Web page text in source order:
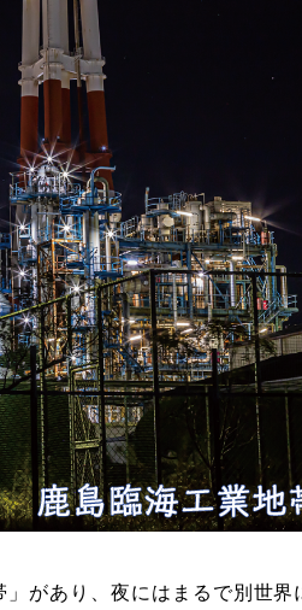
があり、夜にはまるで別世界